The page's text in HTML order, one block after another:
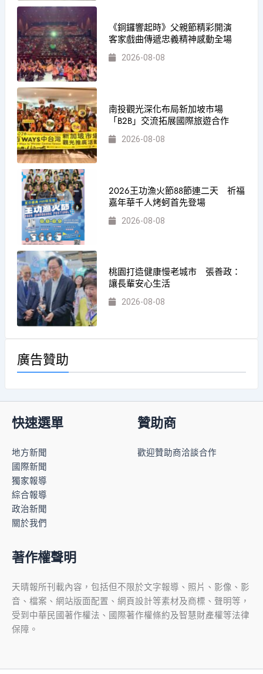
《銅鑼響起時》父親節精彩開演
客家戲曲傳遞忠義精神感動全場
2026-08-08
南投觀光深化布局新加坡市場
「B2B」交流拓展國際旅遊合作
2026-08-08
2026王功漁火節88節連二天 祈福
嘉年華千人烤蚵首先登場
2026-08-08
桃園打造健康慢老城市 張善政：
讓長輩安心生活
2026-08-08
廣告贊助
快速選單
地方新聞
國際新聞
獨家報導
綜合報導
政治新聞
關於我們
贊助商
歡迎贊助商洽談合作
著作權聲明
天晴報所刊載內容，包括但不限於文字報導、照片、影像、影
音、檔案、網站版面配置、網頁設計等素材及商標、聲明等，
受到中華民國著作權法、國際著作權條約及智慧財產權等法律
保障。